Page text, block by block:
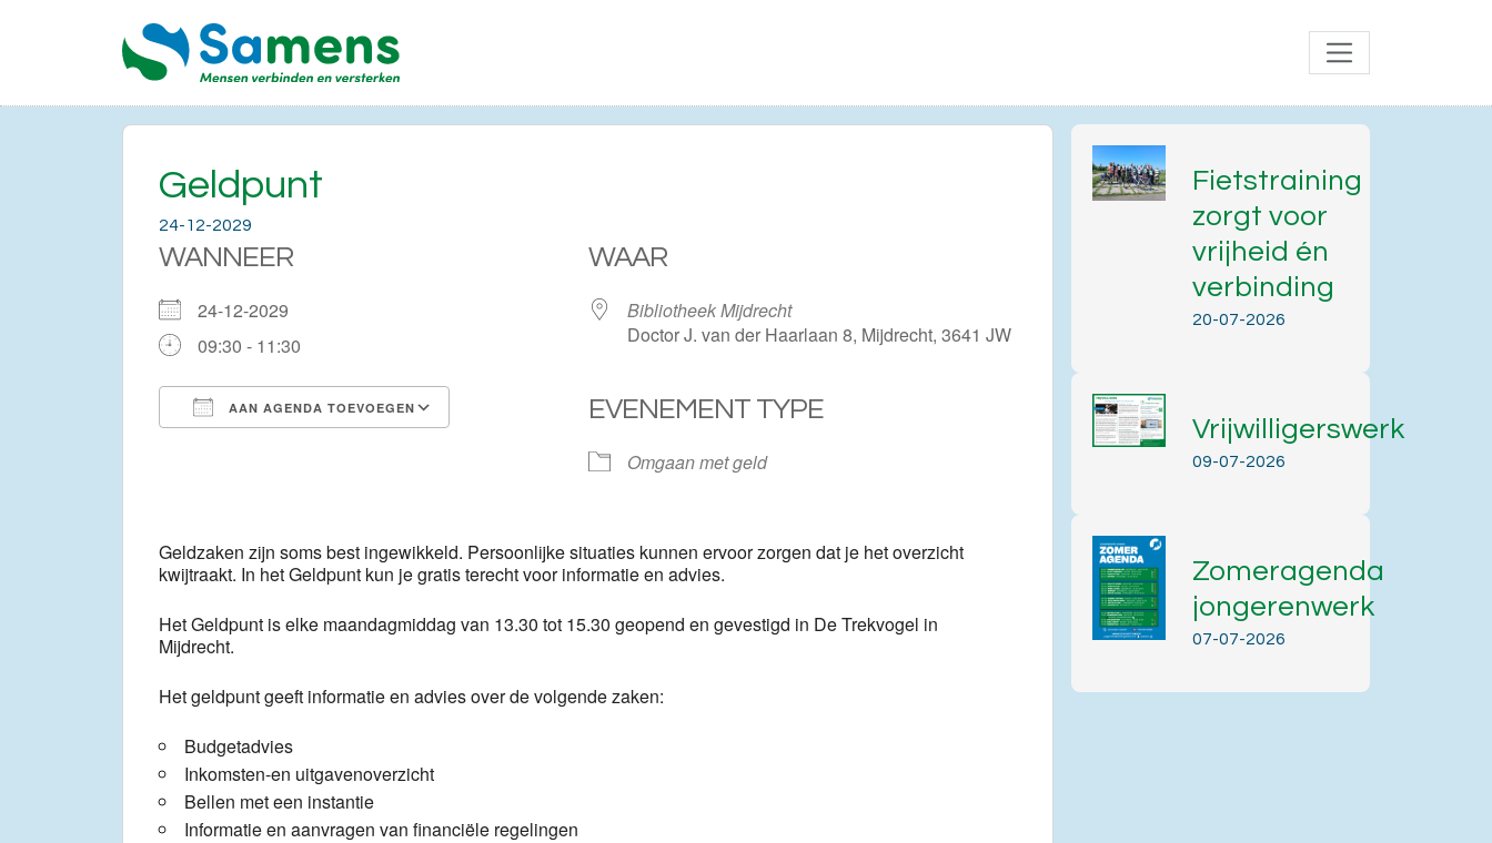
Geldpunt
24-12-2029
WANNEER
24-12-2029
09:30 - 11:30
AAN AGENDA TOEVOEGEN
Google Calendar Office 365 Outlook Live
WAAR
Bibliotheek Mijdrecht
Doctor J. van der Haarlaan 8, Mijdrecht, 3641 JW
EVENEMENT TYPE
Omgaan met geld
Geldzaken zijn soms best ingewikkeld. Persoonlijke situaties kunnen ervoor zorgen dat je het overzicht
kwijtraakt. In het Geldpunt kun je gratis terecht voor informatie en advies.
Het Geldpunt is elke maandagmiddag van 13.30 tot 15.30 geopend en gevestigd in De Trekvogel in
Mijdrecht.
Het geldpunt geeft informatie en advies over de volgende zaken:
Budgetadvies
Inkomsten-en uitgavenoverzicht
Bellen met een instantie
Informatie en aanvragen van financiële regelingen
Fietstraining
zorgt voor
vrijheid én
verbinding
20-07-2026
Vrijwilligerswerk
09-07-2026
Zomeragenda
jongerenwerk
07-07-2026